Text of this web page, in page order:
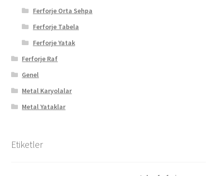
Ferforje Orta Sehpa
Ferforje Tabela
Ferforje Yatak
Ferforje Raf
Genel
Metal Karyolalar
Metal Yataklar
Etiketler